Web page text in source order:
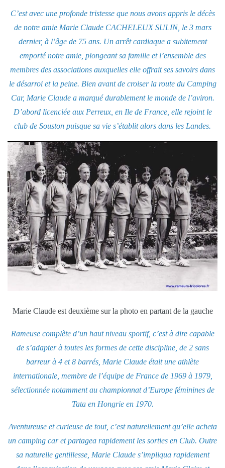
C’est avec une profonde tristesse que nous avons appris le décès
de notre amie Marie Claude CACHELEUX SULIN, le 3 mars
dernier, à l’âge de 75 ans. Un arrêt cardiaque a subitement
emporté notre amie, plongeant sa famille et l’ensemble des
membres des associations auxquelles elle offrait ses savoirs dans
le désarroi et la peine. Bien avant de croiser la route du Camping
Car, Marie Claude a marqué durablement le monde de l’aviron.
D’abord licenciée aux Perreux, en Ile de France, elle rejoint le
club de Souston puisque sa vie s’établit alors dans les Landes.
Marie Claude est deuxième sur la photo en partant de la gauche
Rameuse complète d’un haut niveau sportif, c’est à dire capable
de s’adapter à toutes les formes de cette discipline, de 2 sans
barreur à 4 et 8 barrés, Marie Claude était une athlète
internationale, membre de l’équipe de France de 1969 à 1979,
sélectionnée notamment au championnat d’Europe féminines de
Tata en Hongrie en 1970.
Aventureuse et curieuse de tout, c’est naturellement qu’elle acheta
un camping car et partagea rapidement les sorties en Club. Outre
sa naturelle gentillesse, Marie Claude s’impliqua rapidement